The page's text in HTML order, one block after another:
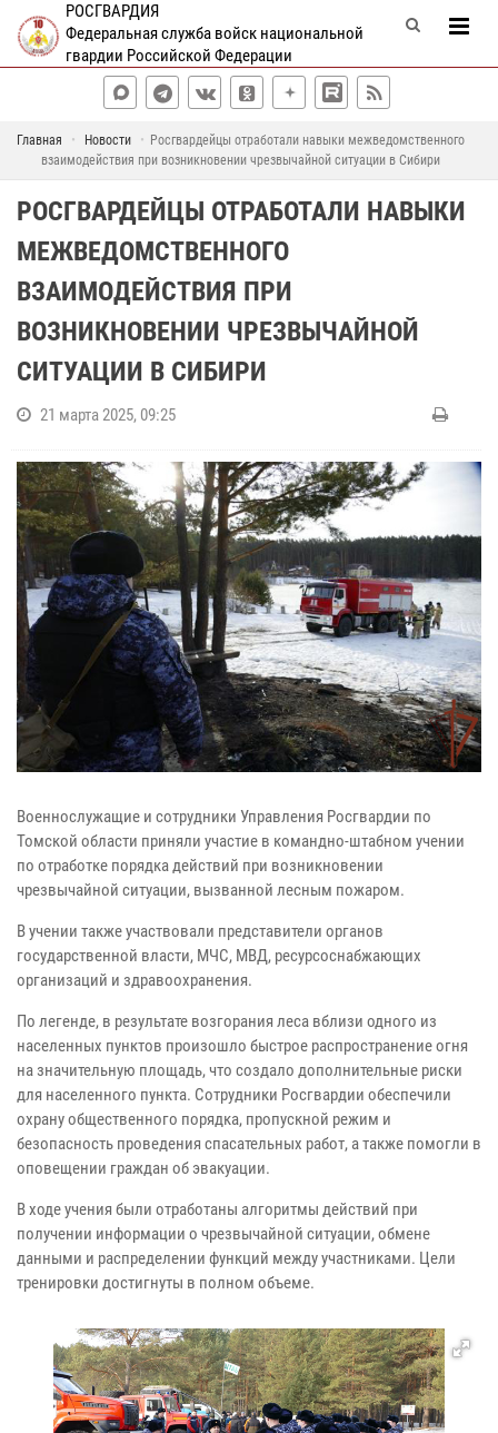
РОСГВАРДИЯ
Федеральная служба войск национальной
гвардии Российской Федерации
Главная Новости
Росгвардейцы отработали навыки межведомственного
взаимодействия при возникновении чрезвычайной ситуации в Сибири
РОСГВАРДЕЙЦЫ ОТРАБОТАЛИ НАВЫКИ
МЕЖВЕДОМСТВЕННОГО
ВЗАИМОДЕЙСТВИЯ ПРИ
ВОЗНИКНОВЕНИИ ЧРЕЗВЫЧАЙНОЙ
СИТУАЦИИ В СИБИРИ
21 марта 2025, 09:25
Военнослужащие и сотрудники Управления Росгвардии по
Томской области приняли участие в командно-штабном учении
по отработке порядка действий при возникновении
чрезвычайной ситуации, вызванной лесным пожаром.
В учении также участвовали представители органов
государственной власти, МЧС, МВД, ресурсоснабжающих
организаций и здравоохранения.
По легенде, в результате возгорания леса вблизи одного из
населенных пунктов произошло быстрое распространение огня
на значительную площадь, что создало дополнительные риски
для населенного пункта. Сотрудники Росгвардии обеспечили
охрану общественного порядка, пропускной режим и
безопасность проведения спасательных работ, а также помогли в
оповещении граждан об эвакуации.
В ходе учения были отработаны алгоритмы действий при
получении информации о чрезвычайной ситуации, обмене
данными и распределении функций между участниками. Цели
тренировки достигнуты в полном объеме.